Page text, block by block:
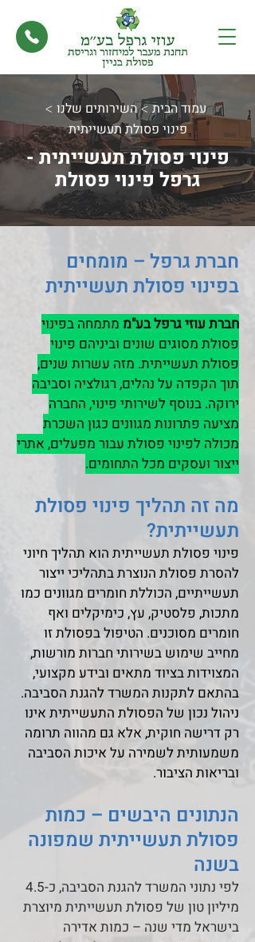
עמוד הבית > השירותים שלנו >
פינוי פסולת תעשייתית
פינוי פסולת תעשייתית -
גרפל פינוי פסולת
חברת גרפל – מומחים
בפינוי פסולת תעשייתית
חברת עוזי גרפל בע"מ מתמחה בפינוי
פסולת מסוגים שונים וביניהם פינוי
פסולת תעשייתית. מזה עשרות שנים,
תוך הקפדה על נהלים, רגולציה וסביבה
ירוקה. בנוסף לשירותי פינוי, החברה
מציעה פתרונות מגוונים כגון השכרת
מכולה לפינוי פסולת עבור מפעלים, אתרי
ייצור ועסקים מכל התחומים.​
מה זה תהליך פינוי פסולת
תעשייתית?
פינוי פסולת תעשייתית הוא תהליך חיוני
להסרת פסולת הנוצרת בתהליכי ייצור
תעשייתיים, הכוללת חומרים מגוונים כמו
מתכות, פלסטיק, עץ, כימיקלים ואף
חומרים מסוכנים. הטיפול בפסולת זו
מחייב שימוש בשירותי חברות מורשות,
המצוידות בציוד מתאים ובידע מקצועי,
בהתאם לתקנות המשרד להגנת הסביבה.
ניהול נכון של הפסולת התעשייתית אינו
רק דרישה חוקית, אלא גם מהווה תרומה
משמעותית לשמירה על איכות הסביבה
ובריאות הציבור.
הנתונים היבשים – כמות
פסולת תעשייתית שמפונה
בשנה
לפי נתוני המשרד להגנת הסביבה, כ-4.5
מיליון טון של פסולת תעשייתית מיוצרת
בישראל מדי שנה – כמות אדירה